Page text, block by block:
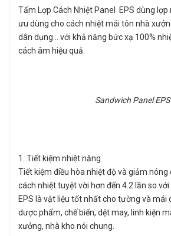
Tấm Lợp Cách Nhiệt Panel EPS dùng lợp
ưu dùng cho cách nhiệt mái tôn nhà
dân dụng… với khả năng bức xạ 100%
cách âm hiệu quả.
Sandwich Panel EPS
1. Tiết kiệm nhiệt năng
Tiết kiệm điều hòa nhiệt độ và giảm nóng
cách nhiệt tuyệt vời hơn đến 4.2 lần so với
EPS là vật liệu tốt nhất cho tường và mái
dược phẩm, chế biến, dệt may, linh kiện
xưởng, nhà kho nói chung.